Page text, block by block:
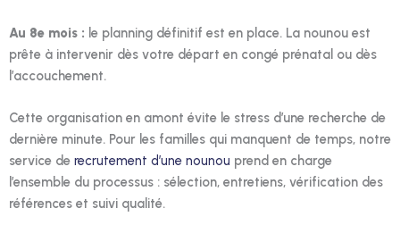
Au 8e mois : le planning définitif est en place. La nounou est
prête à intervenir dès votre départ en congé prénatal ou dès
l’accouchement.
Cette organisation en amont évite le stress d’une recherche de
dernière minute. Pour les familles qui manquent de temps, notre
service de recrutement d’une nounou prend en charge
l’ensemble du processus : sélection, entretiens, vérification des
références et suivi qualité.